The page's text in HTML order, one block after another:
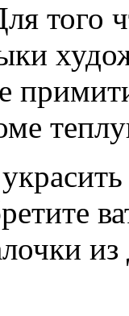
того